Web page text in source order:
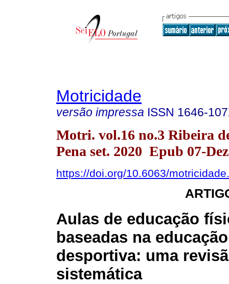
Motricidade
versão impressa ISSN 1646-
Motri. vol.16 no.3 Ribeira
Pena set. 2020 Epub 07-
https://doi.org/10.6063/
Aulas de educação
baseadas na educação
desportiva: uma
sistemática